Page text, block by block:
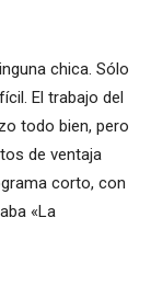
chica. Sólo
El trabajo del
todo bien, pero
de ventaja
corto, con
«La